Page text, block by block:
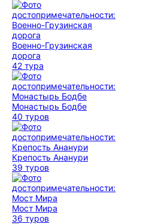
Военно-Грузинская
дорога
42 тура
Монастырь Бодбе
40 туров
Крепость Ананури
39 туров
Мост Мира
36 туров